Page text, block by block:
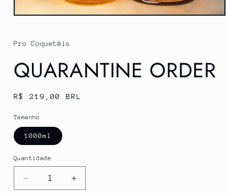
Abrir
na
janela
Pro Coquetéis
QUARANTINE ORDER
Preço
R$ 219,00 BRL
Tamanho
1000ml
Quantidade
Diminuir
Aumentar